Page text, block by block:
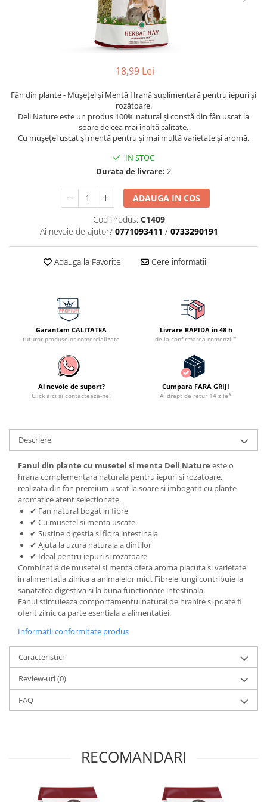
18,99 Lei
Fân din plante - Mușețel și Mentă Hrană suplimentară pentru iepuri și
rozătoare.
Deli Nature este un produs 100% natural și constă din fân uscat la
soare de cea mai înaltă calitate.
Cu mușețel uscat și mentă pentru și mai multă varietate și aromă.
IN STOC
Durata de livrare: 2
ADAUGA IN COS
Cod Produs: C1409
Ai nevoie de ajutor? 0771093411 / 0733290191
Adauga la Favorite Cere informatii
Garantam CALITATEA
tuturor produselor comercializate
Livrare RAPIDA in 48 h
de la confirmarea comenzii*
Ai nevoie de suport?
Click aici si contacteaza-ne!
Cumpara FARA GRIJI
Ai drept de retur 14 zile*
Descriere
Fanul din plante cu musetel si menta Deli Nature este o
hrana complementara naturala pentru iepuri si rozatoare,
realizata din fan premium uscat la soare si imbogatit cu plante
aromatice atent selectionate.
✔ Fan natural bogat in fibre
✔ Cu musetel si menta uscate
✔ Sustine digestia si flora intestinala
✔ Ajuta la uzura naturala a dintilor
✔ Ideal pentru iepuri si rozatoare
Combinatia de musetel si menta ofera aroma placuta si varietate
in alimentatia zilnica a animalelor mici. Fibrele lungi contribuie la
sanatatea digestiva si la buna functionare intestinala.
Fanul stimuleaza comportamentul natural de hranire si poate fi
oferit zilnic ca parte esentiala a alimentatiei.
Informatii conformitate produs
Caracteristici
Review-uri(0)
FAQ
RECOMANDARI